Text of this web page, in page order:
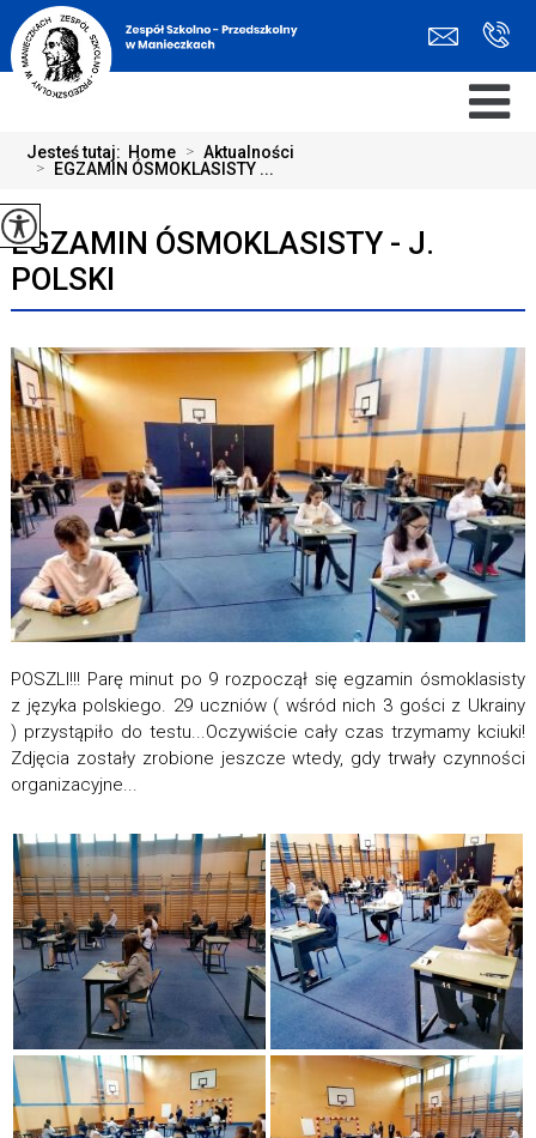
Jesteś tutaj: Home > Aktualności
> EGZAMIN ÓSMOKLASISTY ...
EGZAMIN ÓSMOKLASISTY - J.
POLSKI
POSZLI!!! Parę minut po 9 rozpoczął się egzamin ósmoklasisty
z języka polskiego. 29 uczniów ( wśród nich 3 gości z Ukrainy
) przystąpiło do testu...Oczywiście cały czas trzymamy kciuki!
Zdjęcia zostały zrobione jeszcze wtedy, gdy trwały czynności
organizacyjne...